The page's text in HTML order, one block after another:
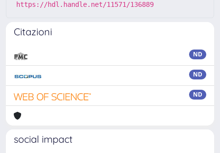
https://hdl.handle.net/11571/136889
Citazioni
ND
ND
ND
social impact